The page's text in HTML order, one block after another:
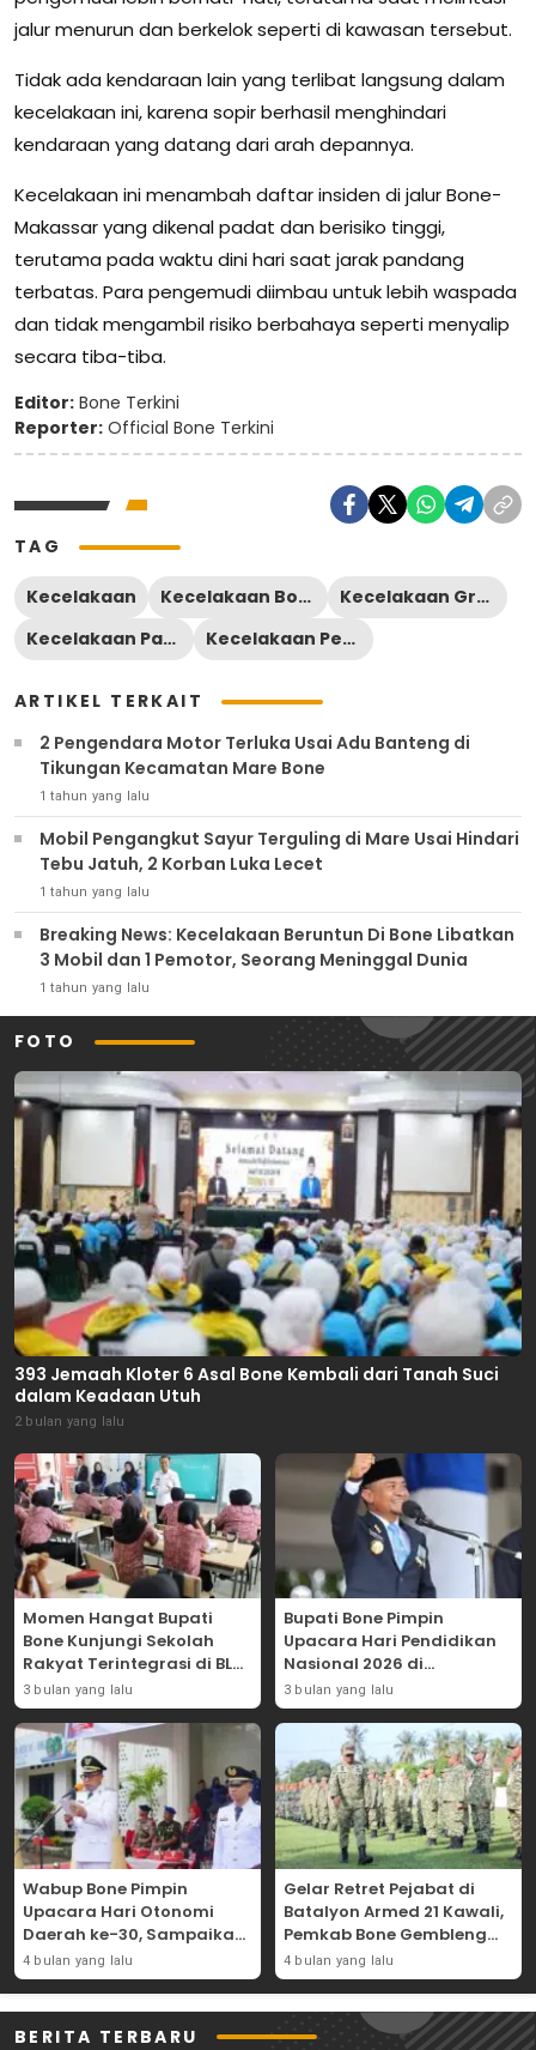
jalur menurun dan berkelok seperti di kawasan tersebut.
Tidak ada kendaraan lain yang terlibat langsung dalam
kecelakaan ini, karena sopir berhasil menghindari
kendaraan yang datang dari arah depannya.
Kecelakaan ini menambah daftar insiden di jalur Bone-
Makassar yang dikenal padat dan berisiko tinggi,
terutama pada waktu dini hari saat jarak pandang
terbatas. Para pengemudi diimbau untuk lebih waspada
dan tidak mengambil risiko berbahaya seperti menyalip
secara tiba-tiba.
Editor: Bone Terkini
Reporter: Official Bone Terkini
TAG
Kecelakaan Kecelakaan Bone
Kecelakaan Granmax Bone
Kecelakaan Passippo
Kecelakaan Pengangkut Ayam Potong
ARTIKEL TERKAIT
2 Pengendara Motor Terluka Usai Adu Banteng di
Tikungan Kecamatan Mare Bone
1 tahun yang lalu
Mobil Pengangkut Sayur Terguling di Mare Usai Hindari
Tebu Jatuh, 2 Korban Luka Lecet
1 tahun yang lalu
Breaking News: Kecelakaan Beruntun Di Bone Libatkan
3 Mobil dan 1 Pemotor, Seorang Meninggal Dunia
1 tahun yang lalu
FOTO
393 Jemaah Kloter 6 Asal Bone Kembali dari Tanah Suci
dalam Keadaan Utuh
2 bulan yang lalu
Momen Hangat Bupati
Bone Kunjungi Sekolah
Rakyat Terintegrasi di BLK
Bajoe
3 bulan yang lalu
Bupati Bone Pimpin
Upacara Hari Pendidikan
Nasional 2026 di
Lapangan Merdeka
3 bulan yang lalu
Wabup Bone Pimpin
Upacara Hari Otonomi
Daerah ke-30, Sampaikan
Amanat Mendagri
Wujudkan Asta Cita
4 bulan yang lalu
Gelar Retret Pejabat di
Batalyon Armed 21 Kawali,
Pemkab Bone Gembleng
Kedisiplinan Camat dan
Pimpinan OPD
4 bulan yang lalu
BERITA TERBARU